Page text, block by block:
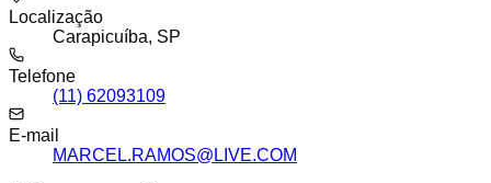
Localização
Carapicuíba, SP
Telefone
(11) 62093109
E-mail
MARCEL.RAMOS@LIVE.COM